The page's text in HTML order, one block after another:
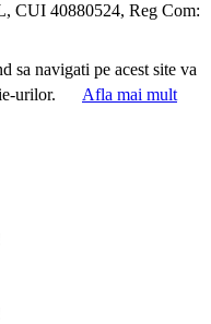
CUI 40880524, Reg Com:
sa navigati pe acest site va
urilor.
Afla mai mult